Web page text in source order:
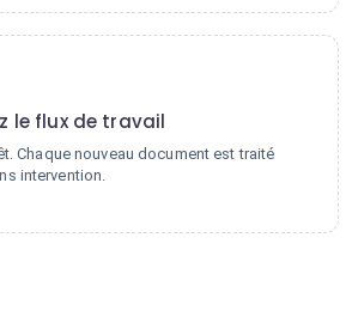
le flux de travail
Chaque nouveau document est traité
intervention.